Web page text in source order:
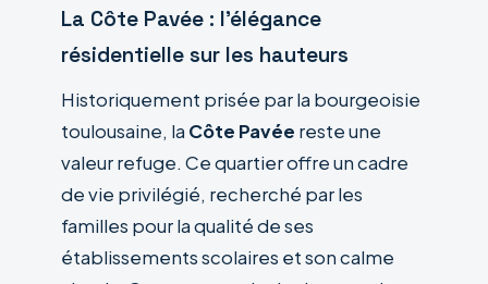
La Côte Pavée : l’élégance
résidentielle sur les hauteurs
Historiquement prisée par la bourgeoisie
toulousaine, la Côte Pavée reste une
valeur refuge. Ce quartier offre un cadre
de vie privilégié, recherché par les
familles pour la qualité de ses
établissements scolaires et son calme